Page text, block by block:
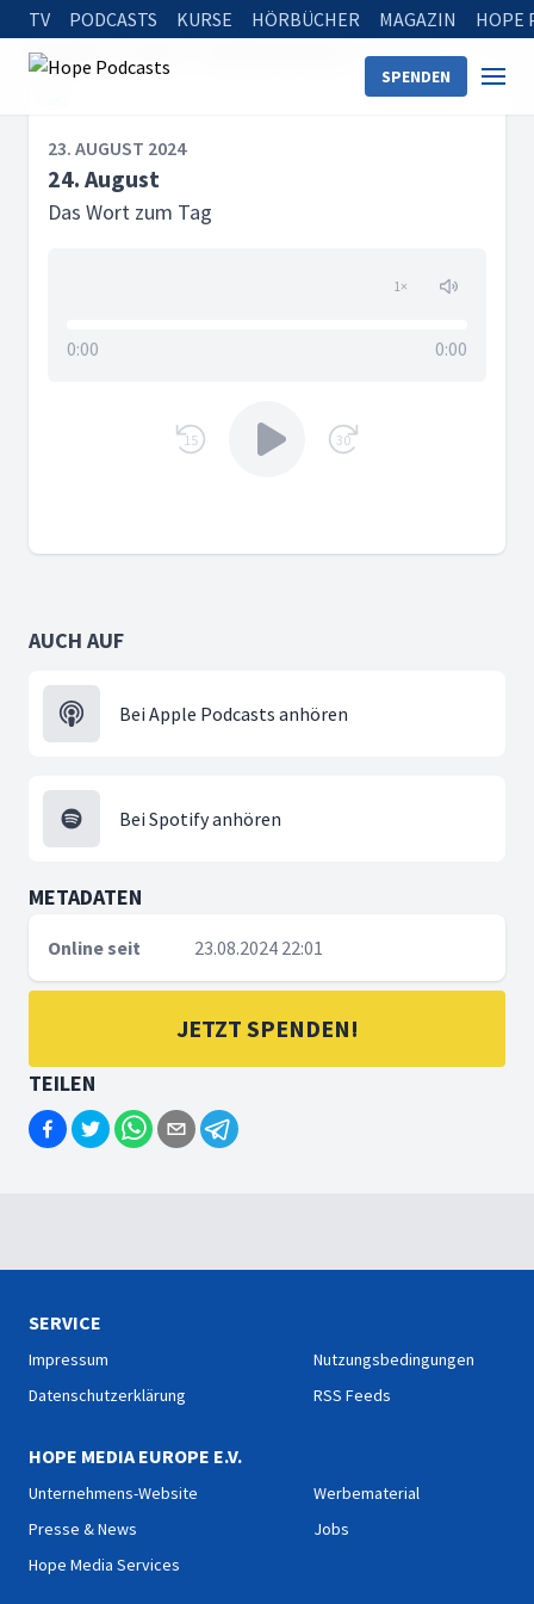
TV PODCASTS KURSE HÖRBÜCHER MAGAZIN HOPE
SPENDEN
Startseite 24. August
23. AUGUST 2024
24. August
Das Wort zum Tag
1×
0:00 0:00
15 30
AUCH AUF
Bei Apple Podcasts anhören
Bei Spotify anhören
METADATEN
Online seit 23.08.2024 22:01
JETZT SPENDEN!
TEILEN
SERVICE
Impressum
Datenschutzerklärung
Nutzungsbedingungen
RSS Feeds
HOPE MEDIA EUROPE E.V.
Unternehmens-Website
Presse & News
Hope Media Services
Werbematerial
Jobs